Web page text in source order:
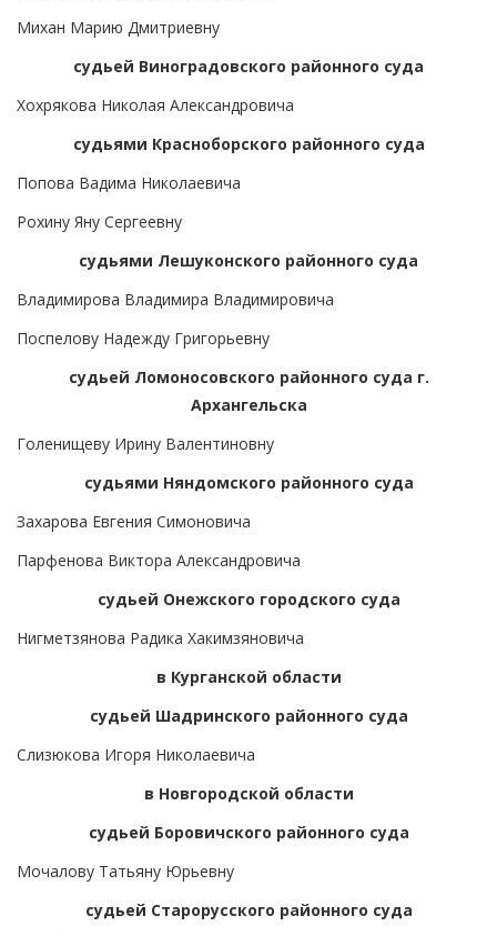
Михан Марию Дмитриевну
судьей Виноградовского районного суда
Хохрякова Николая Александровича
судьями Красноборского районного суда
Попова Вадима Николаевича
Рохину Яну Сергеевну
судьями Лешуконского районного суда
Владимирова Владимира Владимировича
Поспелову Надежду Григорьевну
судьей Ломоносовского районного суда г.
Архангельска
Голенищеву Ирину Валентиновну
судьями Няндомского районного суда
Захарова Евгения Симоновича
Парфенова Виктора Александровича
судьей Онежского городского суда
Нигметзянова Радика Хакимзяновича
в Курганской области
судьей Шадринского районного суда
Слизюкова Игоря Николаевича
в Новгородской области
судьей Боровичского районного суда
Мочалову Татьяну Юрьевну
судьей Старорусского районного суда